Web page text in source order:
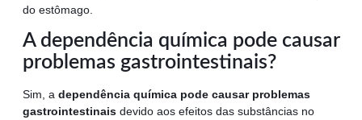
do estômago.
A dependência química pode causar
problemas gastrointestinais?
Sim, a dependência química pode causar problemas
gastrointestinais devido aos efeitos das substâncias no